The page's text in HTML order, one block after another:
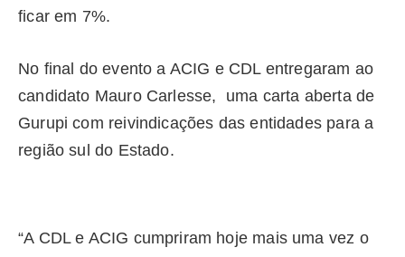
ficar em 7%.
No final do evento a ACIG e CDL entregaram ao
candidato Mauro Carlesse, uma carta aberta de
Gurupi com reivindicações das entidades para a
região sul do Estado.
“A CDL e ACIG cumpriram hoje mais uma vez o